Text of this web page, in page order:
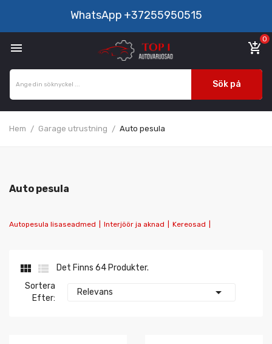
WhatsApp +37255950515
 add_shopping_cart
0
Sök på
Hem Garage utrustning Auto pesula
Auto pesula
Autopesula lisaseadmed Interjöör ja aknad Kereosad
 
Det Finns 64 Produkter.
Sortera
Efter:
Relevans 